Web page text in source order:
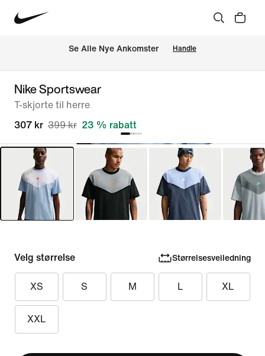
Se Alle Nye Ankomster Handle
Nike Sportswear
T-skjorte til herre
307 kr 399 kr 23 % rabatt
Velg størrelse Størrelsesveiledning
XS S M L XL
XXL